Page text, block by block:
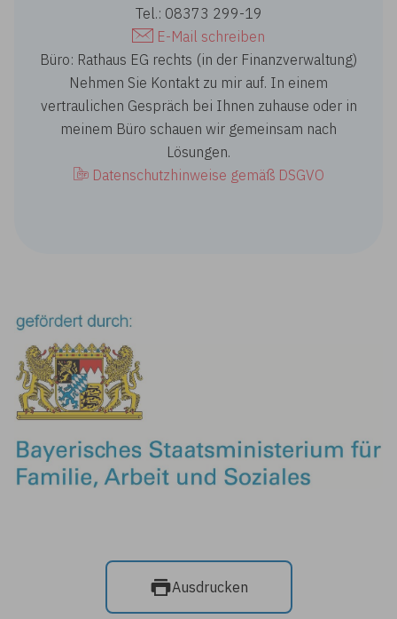
Tel.: 08373 299-19
E-Mail schreiben
Büro: Rathaus EG rechts (in der Finanzverwaltung)
Nehmen Sie Kontakt zu mir auf. In einem
vertraulichen Gespräch bei Ihnen zuhause oder in
meinem Büro schauen wir gemeinsam nach
Lösungen.
Datenschutzhinweise gemäß DSGVO
Ausdrucken